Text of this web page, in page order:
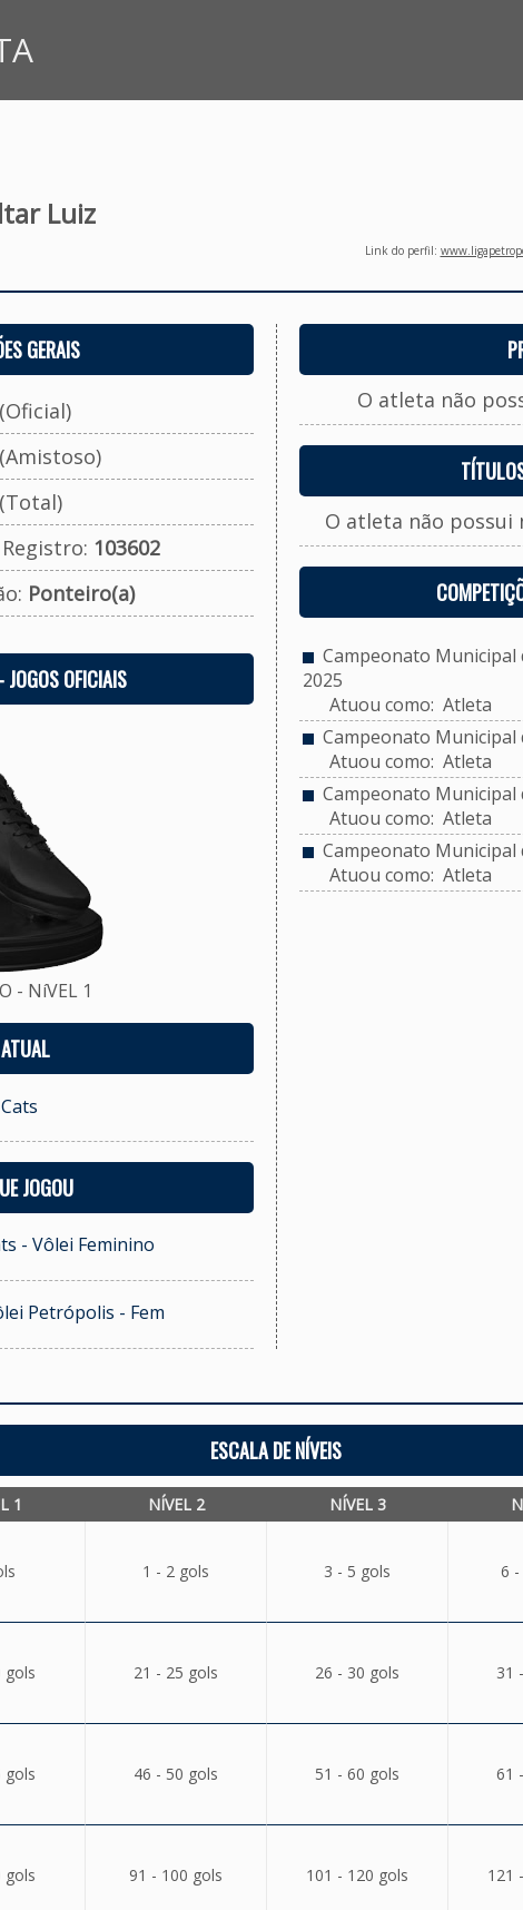
Luiz
Link do perfil:
GERAIS
Registro: 103602
Ponteiro(a)
JOGOS OFICIAIS
- NíVEL 1
JOGOU
- Vôlei Feminino
Petrópolis - Fem
O atleta não
O atleta não
Campeonato Municipal
2025
Atuou como: Atleta
Campeonato Municipal
Atuou como: Atleta
Campeonato Municipal
Atuou como: Atleta
Campeonato Municipal
Atuou como: Atleta
ESCALA DE NÍVEIS
1 NÍVEL 2 NÍVEL 3
1 - 2 gols 3 - 5 gols 6 -
gols 21 - 25 gols 26 - 30 gols 31
gols 46 - 50 gols 51 - 60 gols 61
gols 91 - 100 gols 101 - 120 gols 121